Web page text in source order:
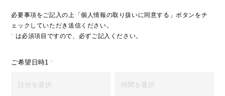
必要事項をご記入の上「個人情報の取り扱いに同意する」ボタンをチ
ェックしていただき送信ください。
* は必須項目ですので、必ずご記入ください。
ご希望日時1 *